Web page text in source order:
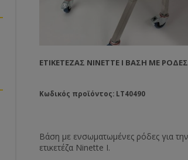
ΕΤΙΚΕΤΈΖΑΣ NINETTE I ΒΆΣΗ ΜΕ ΡΌΔΕΣ
Κωδικός προϊόντος: LT40490
Βάση με ενσωματωμένες ρόδες για την
ετικετέζα Ninette I.
-
-